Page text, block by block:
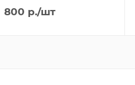
800 р./шт